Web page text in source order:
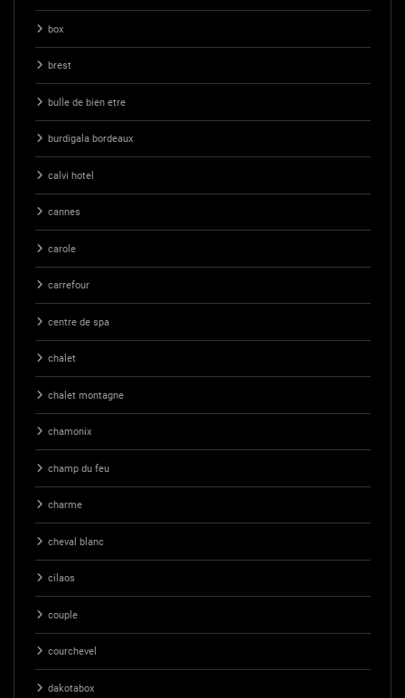
box
brest
bulle de bien etre
burdigala bordeaux
calvi hotel
cannes
carole
carrefour
centre de spa
chalet
chalet montagne
chamonix
champ du feu
charme
cheval blanc
cilaos
couple
courchevel
dakotabox